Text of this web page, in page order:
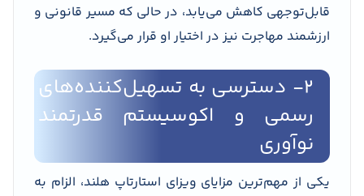
قابل‌توجهی کاهش می‌یابد، در حالی که مسیر قانونی و
ارزشمند مهاجرت نیز در اختیار او قرار می‌گیرد.
۲- دسترسی به تسهیل‌کننده‌های
رسمی و اکوسیستم قدرتمند
نوآوری
یکی از مهم‌ترین مزایای ویزای استارتاپ هلند، الزام به